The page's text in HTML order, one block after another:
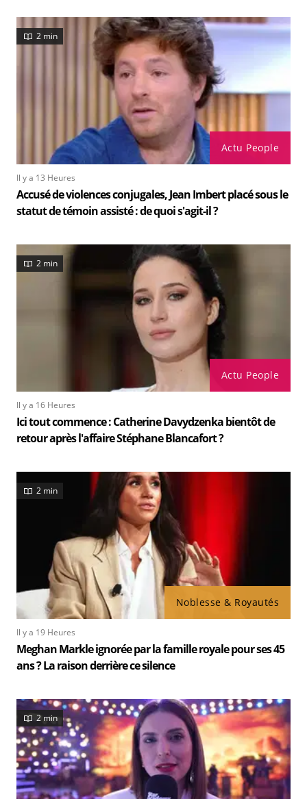
Actu People
2 min
Il y a 13 Heures
Accusé de violences conjugales, Jean Imbert placé sous le
statut de témoin assisté : de quoi s'agit-il ?
Actu People
2 min
Il y a 16 Heures
Ici tout commence : Catherine Davydzenka bientôt de
retour après l'affaire Stéphane Blancafort ?
Noblesse & Royautés
2 min
Il y a 19 Heures
Meghan Markle ignorée par la famille royale pour ses 45
ans ? La raison derrière ce silence
2 min